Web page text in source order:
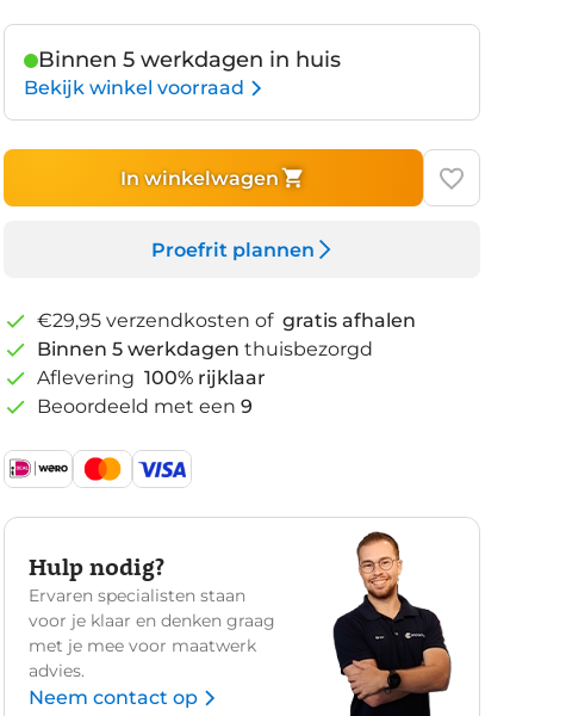
Binnen 5 werkdagen in huis
Bekijk winkel voorraad
In winkelwagen
Proefrit plannen
€29,95 verzendkosten of gratis afhalen
Binnen 5 werkdagen thuisbezorgd
Aflevering 100% rijklaar
Beoordeeld met een 9
Hulp nodig?
Ervaren specialisten staan
voor je klaar en denken graag
met je mee voor maatwerk
advies.
Neem contact op